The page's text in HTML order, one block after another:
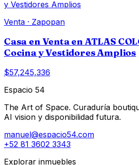
Venta · Zapopan
Casa en Venta en ATLAS
Cocina y Vestidores Amplios
$57,245,336
Espacio 54
The Art of Space. Curaduría
AI vision y disponibilidad futura.
manuel@espacio54.com
+52 81 3602 3343
Explorar inmuebles